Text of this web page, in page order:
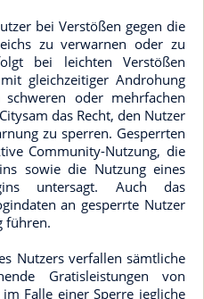
bei Verstößen gegen die
zu verwarnen oder zu
bei leichten Verstößen
gleichzeitiger Androhung
oder mehrfachen
das Recht, den Nutzer
zu sperren. Gesperrten
Community-Nutzung, die
sowie die Nutzung eines
untersagt. Auch das
an gesperrte Nutzer
führen.
Nutzers verfallen sämtliche
Gratisleistungen von
Falle einer Sperre jegliche